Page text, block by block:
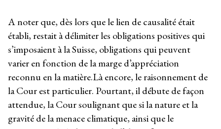
A noter que, dès lors que le lien de causalité était
établi, restait à délimiter les obligations positives qui
s’imposaient à la Suisse, obligations qui peuvent
varier en fonction de la marge d’appréciation
reconnu en la matière.Là encore, le raisonnement de
la Cour est particulier. Pourtant, il débute de façon
attendue, la Cour soulignant que si la nature et la
gravité de la menace climatique, ainsi que le